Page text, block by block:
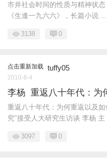
市井社会时间的性质与精神状
《生逢一九六六》，长篇小说 ...
3138 0
点击重新加载 tuffy05
2010-8-4
李杨 重返八十年代：为
重返八十年代：为何重返以及
究”接受人大研究生访谈 李杨 主
3097 0